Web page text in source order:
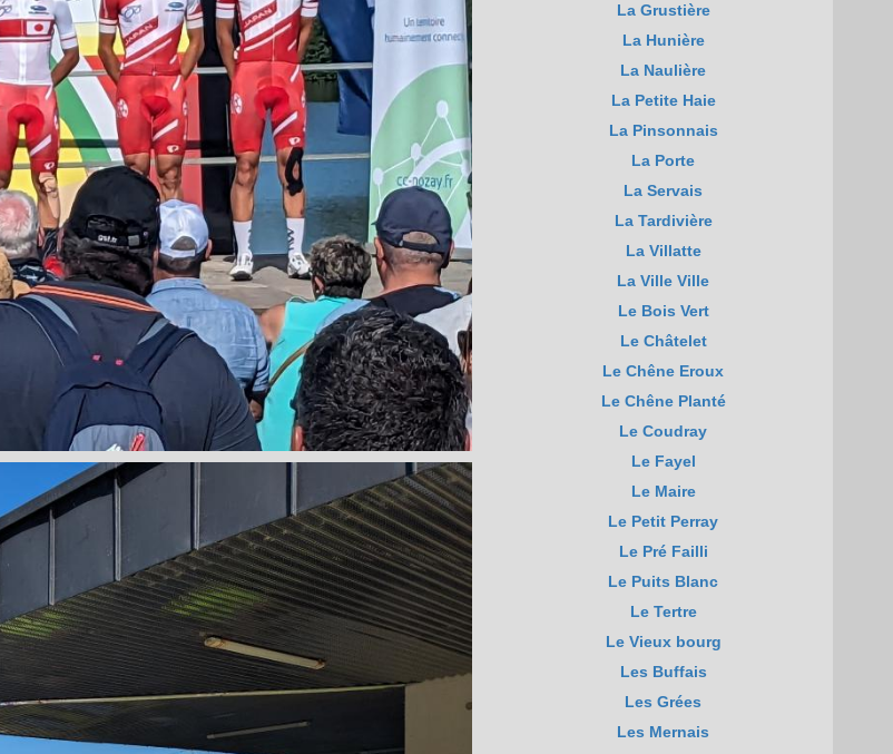
La Grustière
La Hunière
La Naulière
La Petite Haie
La Pinsonnais
La Porte
La Servais
La Tardivière
La Villatte
La Ville Ville
Le Bois Vert
Le Châtelet
Le Chêne Eroux
Le Chêne Planté
Le Coudray
Le Fayel
Le Maire
Le Petit Perray
Le Pré Failli
Le Puits Blanc
Le Tertre
Le Vieux bourg
Les Buffais
Les Grées
Les Mernais